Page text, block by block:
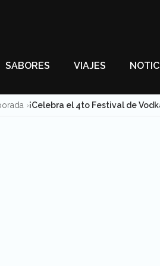
SABORES VIAJES
¡Celebra el 4to Festival de